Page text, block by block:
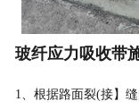
玻纤应力吸收带
1、根据路面裂(接】